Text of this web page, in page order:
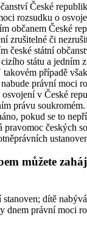
České
rozsudku o
občanem České
zrušitelné či
české státní
státu a jedním
případě
právní moci
v České
právu soukromém.
pokud se to
pravomoc českých
můžete
dítě
dnem právní moci